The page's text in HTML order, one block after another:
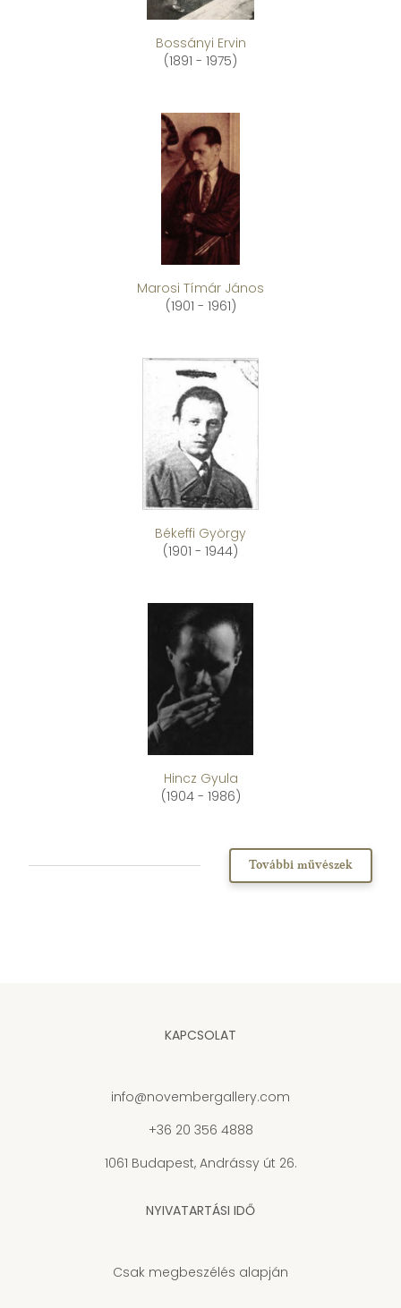
Bossányi Ervin
(1891 - 1975)
Marosi Tímár János
(1901 - 1961)
Békeffi György
(1901 - 1944)
Hincz Gyula
(1904 - 1986)
További művészek
KAPCSOLAT
info@novembergallery.com
+36 20 356 4888
1061 Budapest, Andrássy út 26.
NYIVATARTÁSI IDŐ
Csak megbeszélés alapján